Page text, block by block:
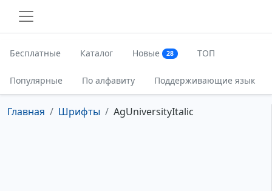
Бесплатные Каталог Новые 28 ТОП
Популярные По алфавиту Поддерживающие язык
Главная Шрифты AgUniversityItalic